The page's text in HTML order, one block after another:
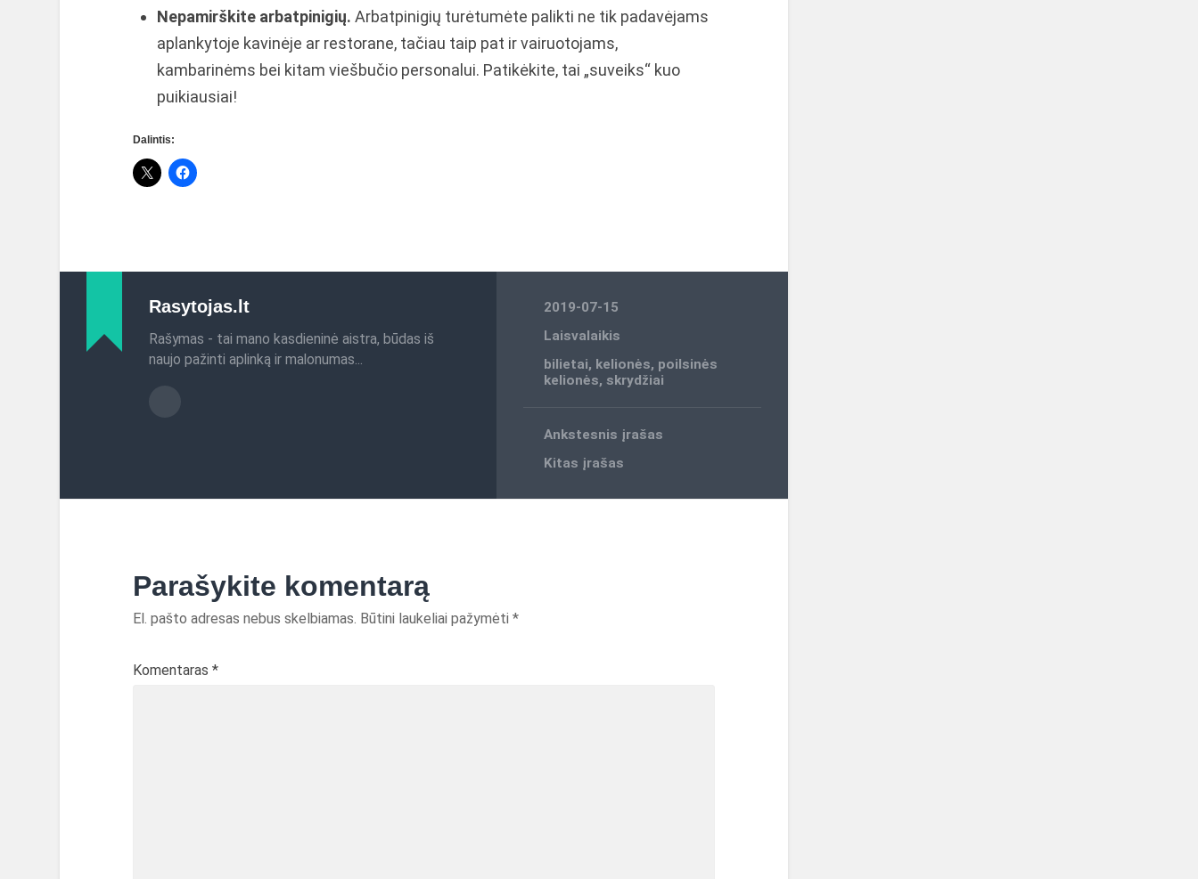
Nepamirškite arbatpinigių. Arbatpinigių turėtumėte palikti ne tik padavėjams
aplankytoje kavinėje ar restorane, tačiau taip pat ir vairuotojams,
kambarinėms bei kitam viešbučio personalui. Patikėkite, tai „suveiks“ kuo
puikiausiai!
Dalintis:
Rasytojas.lt
Rašymas - tai mano kasdieninė aistra, būdas iš
naujo pažinti aplinką ir malonumas...
2019-07-15
Laisvalaikis
bilietai, kelionės, poilsinės
kelionės, skrydžiai
Ankstesnis įrašas
Kitas įrašas
Parašykite komentarą
El. pašto adresas nebus skelbiamas. Būtini laukeliai pažymėti *
Komentaras *